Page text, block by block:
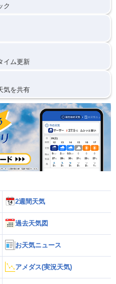
ク
イム更新
気を共有
2週間天気
過去天気図
お天気ニュース
アメダス(実況天気)